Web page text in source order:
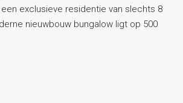
exclusieve residentie van slechts 8
nieuwbouw bungalow ligt op 500